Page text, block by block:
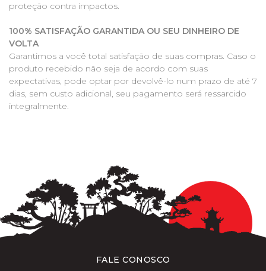
proteção contra impactos.
100% SATISFAÇÃO GARANTIDA OU SEU DINHEIRO DE
VOLTA
Garantimos a você total satisfação de suas compras. Caso o
produto recebido não seja de acordo com suas
expectativas, pode optar por devolvê-lo num prazo de até 7
dias, sem custo adicional, seu pagamento será ressarcido
integralmente.
FALE CONOSCO